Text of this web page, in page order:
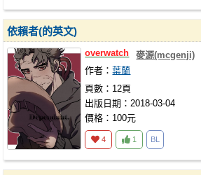
依賴者(的英文)
overwatch 麥源(mcgenji)
作者：葉蘭
頁數：12頁
出版日期：2018-03-04
價格：100元
4 1 BL